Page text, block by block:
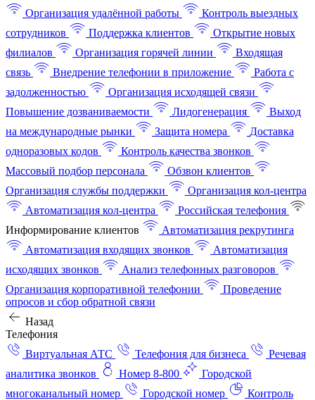
Организация удалённой работы
Контроль выездных
сотрудников
Поддержка клиентов
Открытие новых
филиалов
Организация горячей линии
Входящая
связь
Внедрение телефонии в приложение
Работа с
задолженностью
Организация исходящей связи
Повышение дозваниваемости
Лидогенерация
Выход
на международные рынки
Защита номера
Доставка
одноразовых кодов
Контроль качества звонков
Массовый подбор персонала
Обзвон клиентов
Организация службы поддержки
Организация кол-центра
Автоматизация кол-центра
Российская телефония
Информирование клиентов
Автоматизация рекрутинга
Автоматизация входящих звонков
Автоматизация
исходящих звонков
Анализ телефонных разговоров
Организация корпоративной телефонии
Проведение
опросов и сбор обратной связи
Назад
Телефония
Виртуальная АТС
Телефония для бизнеса
Речевая
аналитика звонков
Номер 8-800
Городской
многоканальный номер
Городской номер
Контроль